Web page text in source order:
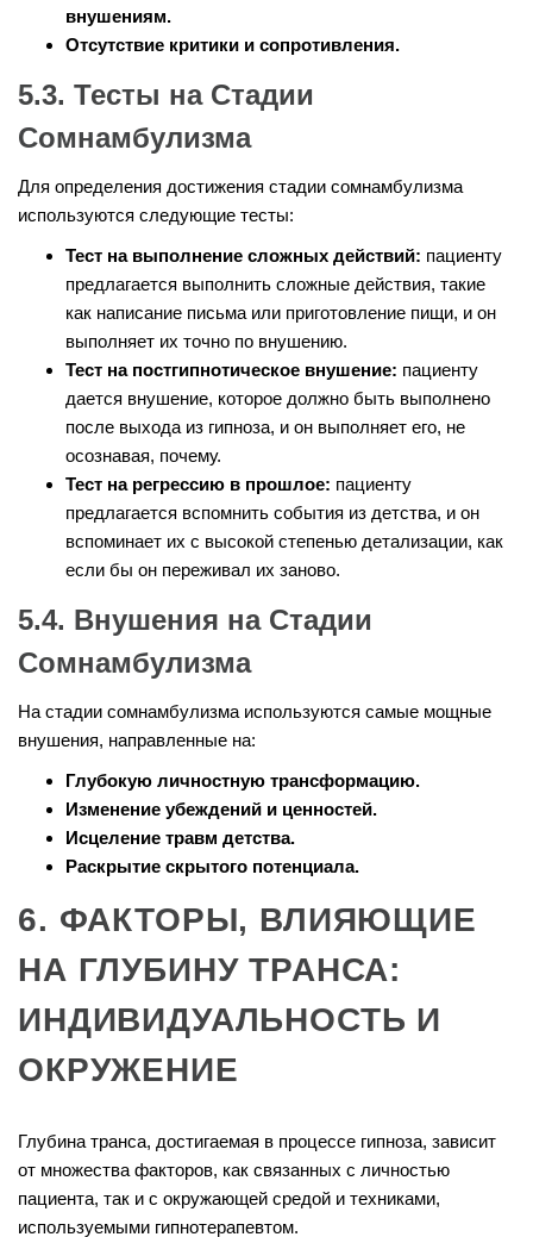
внушениям.
Отсутствие критики и сопротивления.
5.3. Тесты на Стадии
Сомнамбулизма
Для определения достижения стадии сомнамбулизма
используются следующие тесты:
Тест на выполнение сложных действий: пациенту
предлагается выполнить сложные действия, такие
как написание письма или приготовление пищи, и он
выполняет их точно по внушению.
Тест на постгипнотическое внушение: пациенту
дается внушение, которое должно быть выполнено
после выхода из гипноза, и он выполняет его, не
осознавая, почему.
Тест на регрессию в прошлое: пациенту
предлагается вспомнить события из детства, и он
вспоминает их с высокой степенью детализации, как
если бы он переживал их заново.
5.4. Внушения на Стадии
Сомнамбулизма
На стадии сомнамбулизма используются самые мощные
внушения, направленные на:
Глубокую личностную трансформацию.
Изменение убеждений и ценностей.
Исцеление травм детства.
Раскрытие скрытого потенциала.
6. ФАКТОРЫ, ВЛИЯЮЩИЕ
НА ГЛУБИНУ ТРАНСА:
ИНДИВИДУАЛЬНОСТЬ И
ОКРУЖЕНИЕ
Глубина транса, достигаемая в процессе гипноза, зависит
от множества факторов, как связанных с личностью
пациента, так и с окружающей средой и техниками,
используемыми гипнотерапевтом.